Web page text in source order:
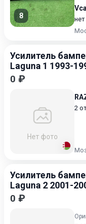
8
Усилитель
Laguna 1 1993-
0 ₽
Нет фото
2
Усилитель
Laguna 2 2001-
0 ₽